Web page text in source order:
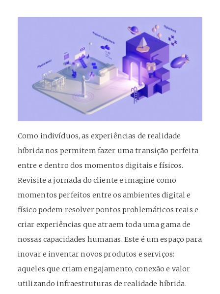
Como indivíduos, as experiências de realidade
híbrida nos permitem fazer uma transição perfeita
entre e dentro dos momentos digitais e físicos.
Revisite a jornada do cliente e imagine como
momentos perfeitos entre os ambientes digital e
físico podem resolver pontos problemáticos reais e
criar experiências que atraem toda uma gama de
nossas capacidades humanas. Este é um espaço para
inovar e inventar novos produtos e serviços:
aqueles que criam engajamento, conexão e valor
utilizando infraestruturas de realidade híbrida.